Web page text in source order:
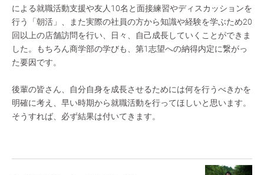
による就職活動支援や友人10名と面接練習やディスカッションを
行う「朝活」、また実際の社員の方から知識や経験を学ぶため20
回以上の店舗訪問を行い、日々、自己成長していくことができま
した。もちろん商学部の学びも、第1志望への納得内定に繋がっ
た要因です。
後輩の皆さん、自分自身を成長させるためには何を行うべきかを
明確に考え、早い時期から就職活動を行ってほしいと思います。
そうすれば、必ず結果は付いてきます。